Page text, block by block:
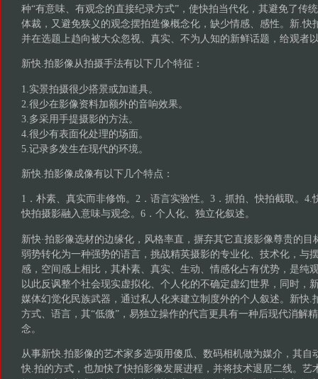
种“有意味、有观念的直接纪录方式”，使快拍当代化，其避免了传
体裁，又避免狭义的观念摆拍造像概念化，缺少情感、感性。新.快
并在选题上趋向被大众忽视、真实、不为人知的新鲜话题，给观者
新快.拍影像从拍摄手法有以下几个特征：
1.实景拍摄很少搭景或加道具。
2.很少在影像资料加额外的音响效果。
3.多采用手提摄影的方法。
4.很少有表面化处理的场面。
5.记录多发生在现代的环境。
新快.拍影像成像有以下几个特点：
1．朴素、真实而非修饰。2．语言实验性。3．抓拍、快拍截取。4.
快拍摄影融入意味与观念。6．个人化、独立化叙述。
新快·拍影像选材的边缘化，风格率直，摒弃其它直接影像尊贵的目
弱势转化为一种强势的语言，挑战精英摄影的专业化、技术化，与
感，空间感上相比，其朴素、真实、生动、情感化占有优势，是纯
以此反讽整个社会现实虚拟化、个人化的不确定虚幻世界，同时，
媒体幻觉化民族武器，通过私人化来建立制度外的个人叙述。新快.
方式、语言，其“低微”，易独立操作的代言更具有一种后现代消解
念。
从事新快.拍影像的艺术家多选项用傻瓜、数码相机做为媒介，其自
快.拍的方式，也加快了快拍影像发展进程，并将技术退居二线。艺